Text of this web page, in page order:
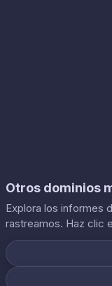
Otros dominios
Explora los informes
rastreamos. Haz clic